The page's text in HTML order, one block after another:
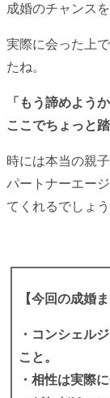
成婚のチャンス
実際に会った上
たね。
「もう諦めよう
ここでちょっと
時には本当の親
パートナーエー
てくれるでしょう
【今回の成婚
・コンシェル
こと。
・相性は実際